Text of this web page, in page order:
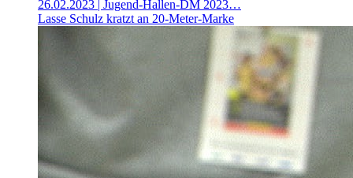
26.02.2023 | Jugend-Hallen-DM 2023…
Lasse Schulz kratzt an 20-Meter-Marke